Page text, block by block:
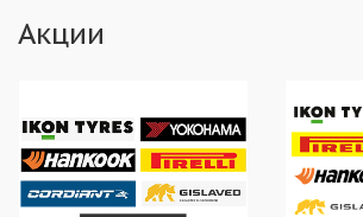
Акции